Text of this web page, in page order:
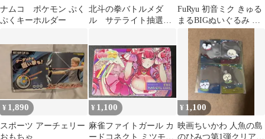
ナムコ ポケモン ぷく
ぷくキーホルダー
北斗の拳バトルメダ
ル サテライト抽選球
FuRyu 初音ミク きゅる
まるBIGぬいぐるみ 〜
ほおずきver.〜
¥ 1,890
スポーツ アーチェリー
おもちゃ
¥ 1,100
麻雀ファイトガール カ
ードコネクト ミツモト
¥ 1,100
映画ちいかわ 人魚の島
のひみつ第1弾クリアカ